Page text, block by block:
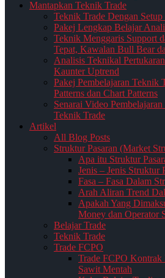
Mantapkan Teknik Trade
Teknik Trade Dengan
Pakej Lengkap Belajar
Teknik Menggaris Support
Tepat, Kawalan Bull Bear
Analisis Teknikal
Kaunter Uptrend
Pakej Pembelajaran Teknik
Patterns dan Chart Patterns
Senarai Video
Teknik Trade
Artikel
All Blog Posts
Struktur Pasaran (Market
Apa itu Struktur
Jenis – Jenis Struktur
Fasa – Fasa Dalam
Arah Aliran Trend
Apakah Yang
Money dan Operator
Belajar Trade
Teknik Trade
Trade FCPO
Trade FCPO
Sawit Mentah